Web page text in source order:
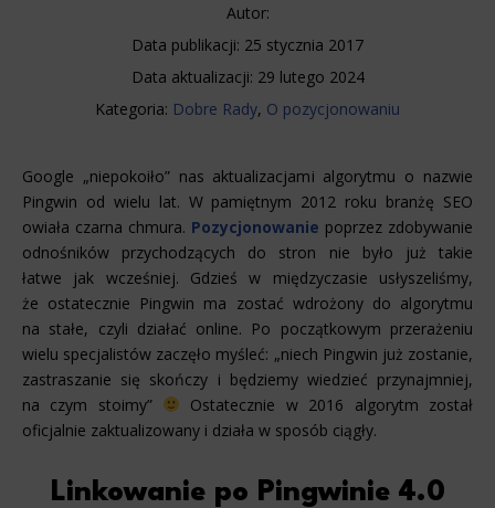
Autor:
Data publikacji: 25 stycznia 2017
Data aktualizacji: 29 lutego 2024
Kategoria: Dobre Rady, O pozycjonowaniu
Google „niepokoiło” nas aktualizacjami algorytmu o nazwie
Pingwin od wielu lat. W pamiętnym 2012 roku branżę SEO
owiała czarna chmura. Pozycjonowanie poprzez zdobywanie
odnośników przychodzących do stron nie było już takie
łatwe jak wcześniej. Gdzieś w międzyczasie usłyszeliśmy,
że ostatecznie Pingwin ma zostać wdrożony do algorytmu
na stałe, czyli działać online. Po początkowym przerażeniu
wielu specjalistów zaczęło myśleć: „niech Pingwin już zostanie,
zastraszanie się skończy i będziemy wiedzieć przynajmniej,
na czym stoimy”
Ostatecznie w 2016 algorytm został
oficjalnie zaktualizowany i działa w sposób ciągły.
Linkowanie po Pingwinie 4.0